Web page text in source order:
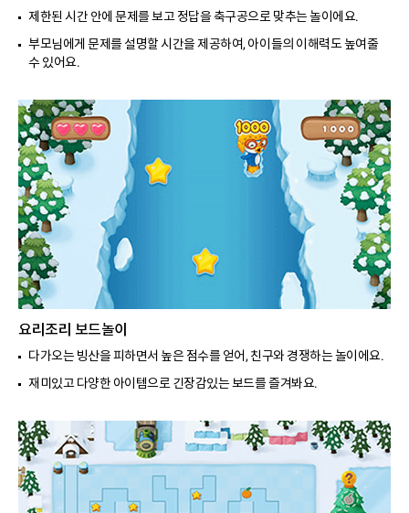
제한된 시간 안에 문제를 보고 정답을 축구공으로 맞추는 놀이에요.
부모님에게 문제를 설명할 시간을 제공하여, 아이들의 이해력도 높여줄
수 있어요.
요리조리 보드놀이
다가오는 빙산을 피하면서 높은 점수를 얻어, 친구와 경쟁하는 놀이에요.
재미있고 다양한 아이템으로 긴장감있는 보드를 즐겨봐요.